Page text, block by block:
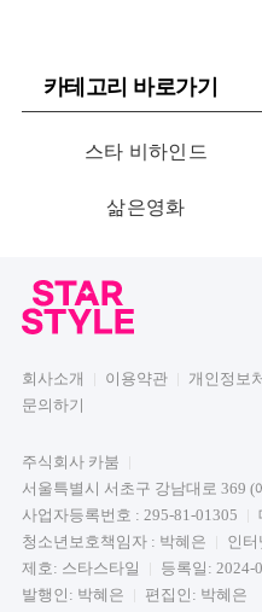
카테고리 바로가기
스타 비하인드
삶은영화
회사소개 이용약관 개인정보
문의하기
주식회사 카붐
서울특별시 서초구 강남대로 369
사업자등록번호 : 295-81-01305
청소년보호책임자 : 박혜은
인
제호: 스타스타일
등록일: 2024-
발행인: 박혜은
편집인: 박혜은